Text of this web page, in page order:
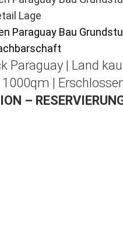
Paraguay | Land
|
–